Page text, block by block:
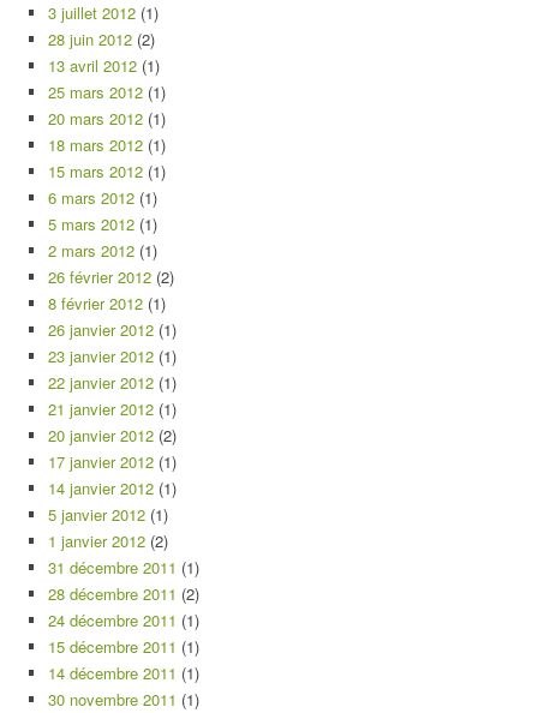
3 juillet 2012 (1)
28 juin 2012 (2)
13 avril 2012 (1)
25 mars 2012 (1)
20 mars 2012 (1)
18 mars 2012 (1)
15 mars 2012 (1)
6 mars 2012 (1)
5 mars 2012 (1)
2 mars 2012 (1)
26 février 2012 (2)
8 février 2012 (1)
26 janvier 2012 (1)
23 janvier 2012 (1)
22 janvier 2012 (1)
21 janvier 2012 (1)
20 janvier 2012 (2)
17 janvier 2012 (1)
14 janvier 2012 (1)
5 janvier 2012 (1)
1 janvier 2012 (2)
31 décembre 2011 (1)
28 décembre 2011 (2)
24 décembre 2011 (1)
15 décembre 2011 (1)
14 décembre 2011 (1)
30 novembre 2011 (1)